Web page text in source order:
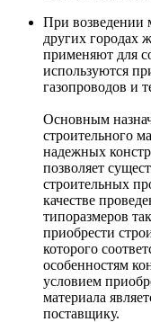
При возведении
других городах
применяют для
используются
газопроводов и
Основным
строительного
надежных
позволяет
строительных
качестве
типоразмеров
приобрести
которого
особенностям
условием
материала
поставщику.